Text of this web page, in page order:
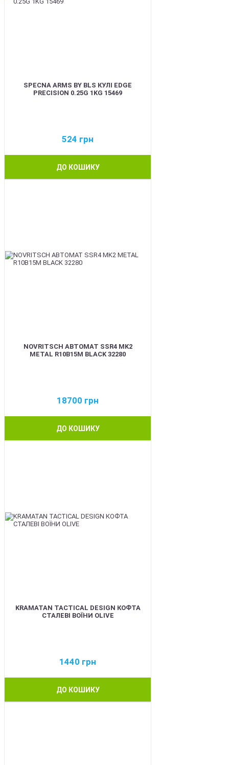
SPECNA ARMS BY BLS КУЛІ EDGE
PRECISION 0.25G 1KG 15469
524 грн
ДО КОШИКУ
NOVRITSCH АВТОМАТ SSR4 MK2
METAL R10B15M BLACK 32280
18700 грн
ДО КОШИКУ
KRAMATAN TACTICAL DESIGN КОФТА
СТАЛЕВІ ВОЇНИ OLIVE
1440 грн
ДО КОШИКУ